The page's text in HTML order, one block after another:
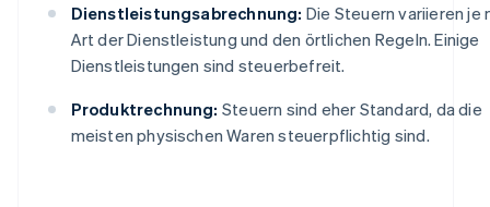
Dienstleistungsabrechnung: Die Steuern variieren je
Art der Dienstleistung und den örtlichen Regeln. Einige
Dienstleistungen sind steuerbefreit.
Produktrechnung: Steuern sind eher Standard, da die
meisten physischen Waren steuerpflichtig sind.